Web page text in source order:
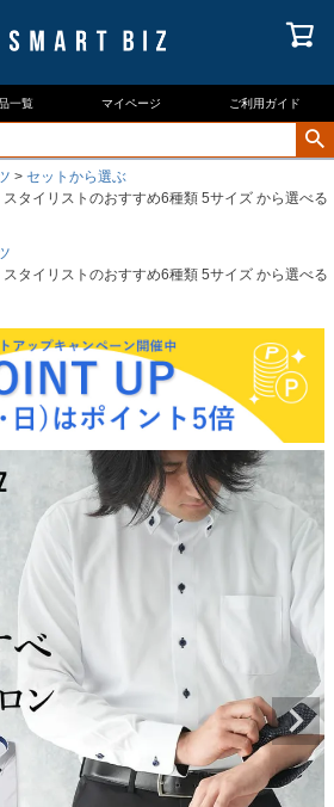
一覧 マイページ ご利用ガイド
セットから選ぶ
スタイリストのおすすめ6種類 5サイズ から選べる
スタイリストのおすすめ6種類 5サイズ から選べる